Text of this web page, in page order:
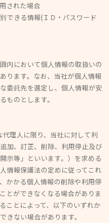
された場合
きる情報(ＩＤ・パスワード
内において個人情報の取扱いの
ります。なお、当社が個人情報
委託先を選定し、個人情報が安
ものとします。
理人に限り、当社に対して利
加、訂正、削除、利用停止及び
示等」といいます。）を求める
情報保護法の定めに従ってこれ
かかる個人情報の削除や利用停
とができなくなる場合がありま
ことによって、以下のいずれか
きない場合があります。